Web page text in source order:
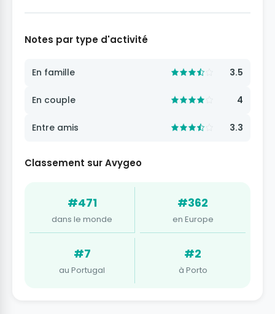
Notes par type d'activité
En famille 3.5
En couple 4
Entre amis 3.3
Classement sur Avygeo
#471
dans le monde
#362
en Europe
#7
au Portugal
#2
à Porto